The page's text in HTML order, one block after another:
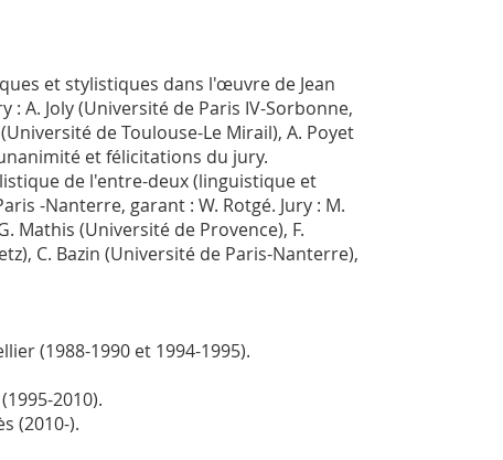
et stylistiques dans l'œuvre de Jean
: A. Joly (Université de Paris IV-Sorbonne,
de Toulouse-Le Mirail), A. Poyet
et félicitations du jury.
de l'entre-deux (linguistique et
-Nanterre, garant : W. Rotgé. Jury : M.
Mathis (Université de Provence), F.
C. Bazin (Université de Paris-Nanterre),
(1988-1990 et 1994-1995).
2010).
(2010-).